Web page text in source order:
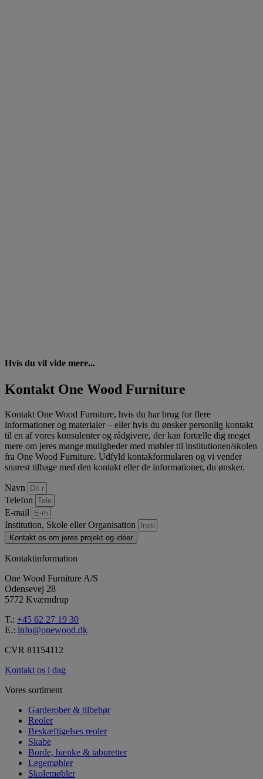
Hvis du vil vide mere...
Kontakt One Wood Furniture
Kontakt One Wood Furniture, hvis du har brug for flere
informationer og materialer – eller hvis du ønsker personlig kontakt
til en af vores konsulenter og rådgivere, der kan fortælle dig meget
mere om jeres mange muligheder med møbler til institutionen/skolen
fra One Wood Furniture. Udfyld kontakformularen og vi vender
snarest tilbage med den kontakt eller de informationer, du ønsker.
Navn
Telefon
E-mail
Institution, Skole eller Organisation
Kontakt os om jeres projekt og idéer
Kontaktinformation
One Wood Furniture A/S
Odensevej 28
5772 Kværndrup
T.: +45 62 27 19 30
E.: info@onewood.dk
CVR 81154112
Kontakt os i dag
Vores sortiment
Garderober & tilbehør
Reoler
Beskæftigelses reoler
Skabe
Borde, bænke & taburetter
Legemøbler
Skolemøbler